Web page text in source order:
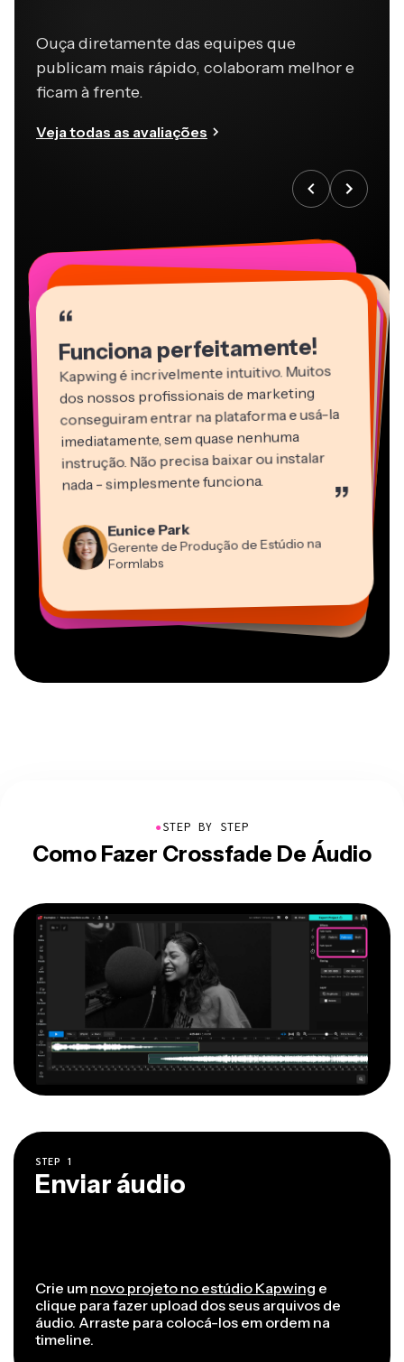
Ouça diretamente das equipes que
publicam mais rápido, colaboram melhor e
ficam à frente.
Veja todas as avaliações
“
Funciona perfeitamente!
Kapwing é incrivelmente intuitivo. Muitos
dos nossos profissionais de marketing
conseguiram entrar na plataforma e usá-la
imediatamente, sem quase nenhuma
instrução. Não precisa baixar ou instalar
nada - simplesmente funciona. ”
Eunice Park
Gerente de Produção de Estúdio na
Formlabs
“
Vannesia Darby
“
Grant Taleck
Panos Papagapiou
Sócio-Diretor na EPATHLON
“
Kerry-lee Farla
Gracie Peng
Diretor de Conteúdo
“
Martin James
Heidi Rae
Educação
“
Natasha Ball
Consultor
“
Mitch Rawlings
“
Dina Segovia
Freelancer Virtual
●STEP BY STEP
Como Fazer Crossfade De Áudio
STEP 1
Enviar áudio
Crie um novo projeto no estúdio Kapwing e
clique para fazer upload dos seus arquivos de
áudio. Arraste para colocá-los em ordem na
timeline.